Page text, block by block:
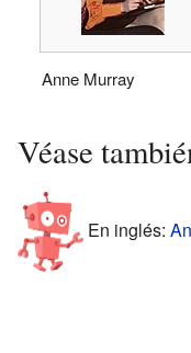
Anne Murray
Véase
En inglés: